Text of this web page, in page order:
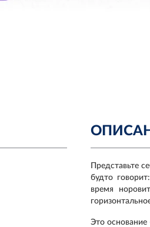
Представьте
будто
время
Это